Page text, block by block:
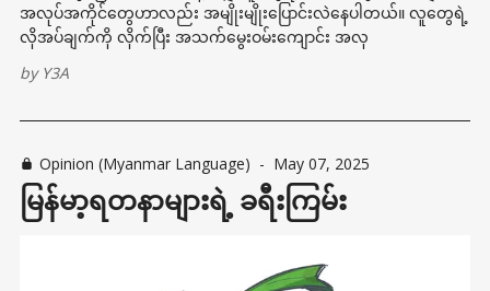
အလုပ်အကိုင်တွေဟာလည်း အမျိုးမျိုးပြောင်းလဲနေပါတယ်။ လူတွေရဲ့
လိုအပ်ချက်ကို လိုက်ပြီး အသက်မွေးဝမ်းကျောင်း အလု
by Y3A
Opinion (Myanmar Language) - May 07, 2025
မြန်မာ့ရတနာများရဲ့ ခရီးကြမ်း